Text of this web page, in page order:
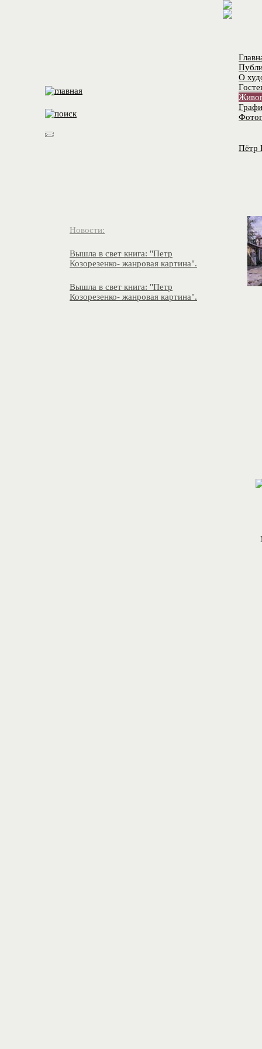
Новости:
Вышла в свет книга: "Петр
Козорезенко- жанровая картина".
Вышла в свет книга: "Петр
Козорезенко- жанровая картина".
О
Пётр